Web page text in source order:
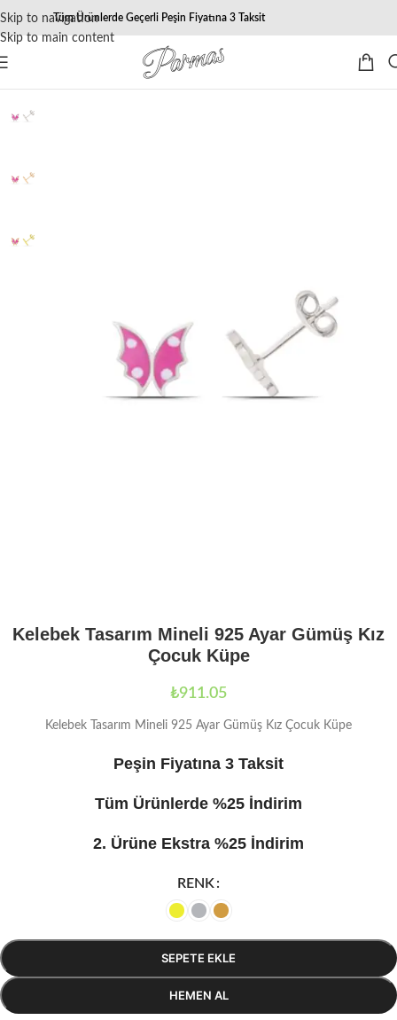
Skip to navigation
Skip to main content
Tüm Ürünlerde Geçerli Peşin Fiyatına 3 Taksit
Kelebek Tasarım Mineli 925 Ayar Gümüş Kız
Çocuk Küpe
₺911.05
Kelebek Tasarım Mineli 925 Ayar Gümüş Kız Çocuk Küpe
Peşin Fiyatına 3 Taksit
Tüm Ürünlerde %25 İndirim
2. Ürüne Ekstra %25 İndirim
RENK
SEPETE EKLE
HEMEN AL